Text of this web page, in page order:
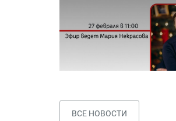
ВСЕ НОВОСТИ